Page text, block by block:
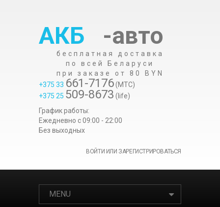
АКБ -авто
бесплатная доставка
по всей Беларуси
при заказе от 80 BYN
+375 33 661-7176(МТС)
+375 25 509-8673 (life)
График работы:
Ежедневно c 09:00 - 22:00
Без выходных
ВОЙТИ ИЛИ ЗАРЕГИСТРИРОВАТЬСЯ
MENU